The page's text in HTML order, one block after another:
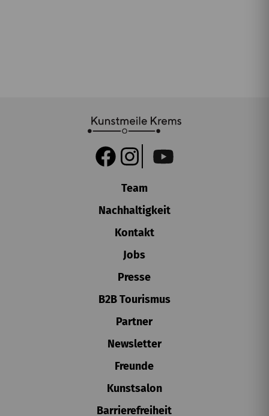
Team
Nachhaltigkeit
Kontakt
Jobs
Presse
B2B Tourismus
Partner
Newsletter
Freunde
Kunstsalon
Barrierefreiheit